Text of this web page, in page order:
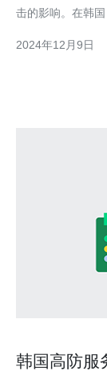
击的影响。在韩
性：高防服务器
2024年12月9日
韩国高防服